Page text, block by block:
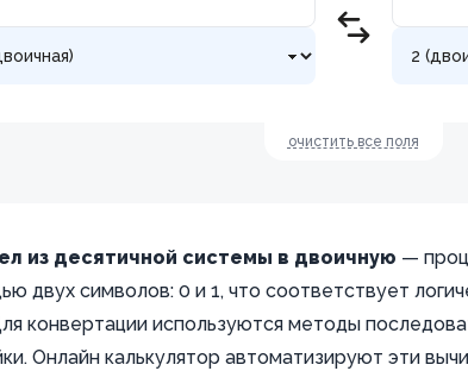
очистить все поля
из десятичной системы в двоичную —
двух символов: 0 и 1, что соответствует
конвертации используются методы
Онлайн калькулятор автоматизируют эти